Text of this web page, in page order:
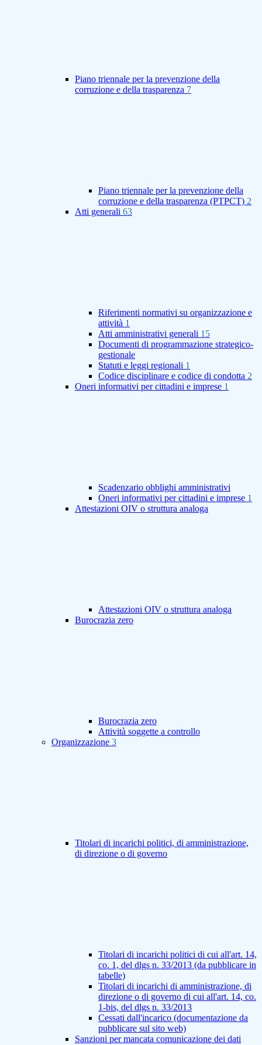
Piano triennale per la prevenzione della
corruzione e della trasparenza 7
Piano triennale per la prevenzione della
corruzione e della trasparenza (PTPCT) 2
Atti generali 63
Riferimenti normativi su organizzazione e
attività 1
Atti amministrativi generali 15
Documenti di programmazione strategico-
gestionale
Statuti e leggi regionali 1
Codice disciplinare e codice di condotta 2
Oneri informativi per cittadini e imprese 1
Scadenzario obblighi amministrativi
Oneri informativi per cittadini e imprese 1
Attestazioni OIV o struttura analoga
Attestazioni OIV o struttura analoga
Burocrazia zero
Burocrazia zero
Attività soggette a controllo
Organizzazione 3
Titolari di incarichi politici, di amministrazione,
di direzione o di governo
Titolari di incarichi politici di cui all'art. 14,
co. 1, del dlgs n. 33/2013 (da pubblicare in
tabelle)
Titolari di incarichi di amministrazione, di
direzione o di governo di cui all'art. 14, co.
1-bis, del dlgs n. 33/2013
Cessati dall'incarico (documentazione da
pubblicare sul sito web)
Sanzioni per mancata comunicazione dei dati